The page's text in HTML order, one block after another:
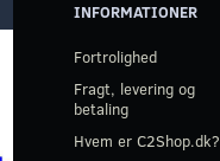
INFORMATIONER
Fortrolighed
Fragt, levering og
betaling
Hvem er C2Shop.dk?